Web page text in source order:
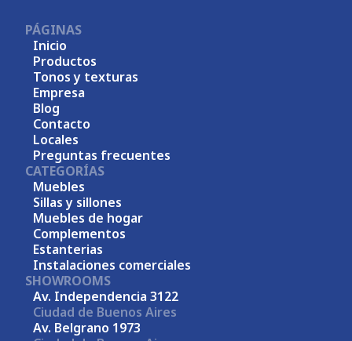
PÁGINAS
Inicio
Productos
Tonos y texturas
Empresa
Blog
Contacto
Locales
Preguntas frecuentes
CATEGORÍAS
Muebles
Sillas y sillones
Muebles de hogar
Complementos
Estanterias
Instalaciones comerciales
SHOWROOMS
Av. Independencia 3122
Ciudad de Buenos Aires
Av. Belgrano 1973